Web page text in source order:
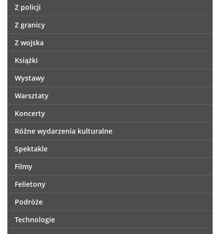
Z policji
Z granicy
Z wojska
Książki
Wystawy
Warsztaty
Koncerty
Różne wydarzenia kulturalne
Spektakle
Filmy
Felietony
Podróże
Technologie